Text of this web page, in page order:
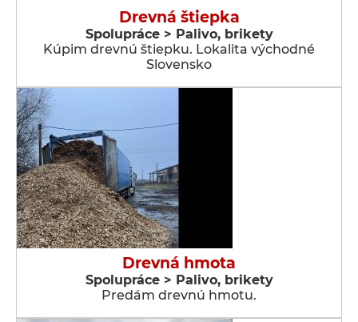
Drevná štiepka
Spolupráce > Palivo, brikety
Kúpim drevnú štiepku. Lokalita východné
Slovensko
Drevná hmota
Spolupráce > Palivo, brikety
Predám drevnú hmotu.